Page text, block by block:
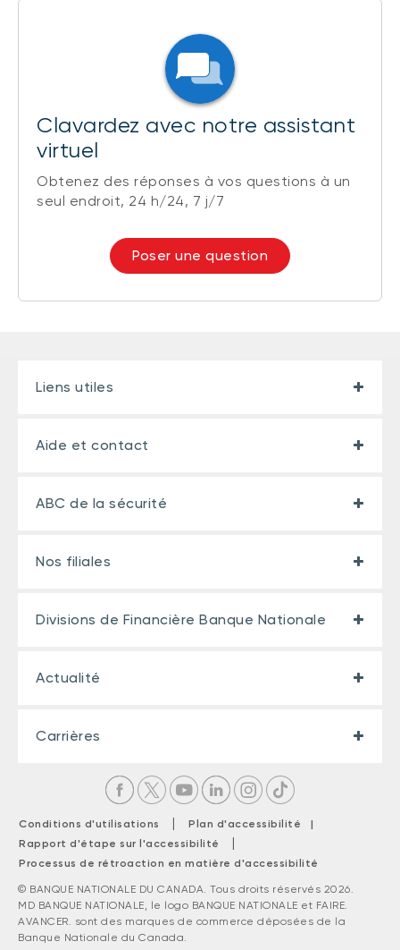
Clavardez avec notre assistant
virtuel
Obtenez des réponses à vos questions à un
seul endroit, 24 h/24, 7 j/7
Poser une question
Liens utiles
Aide et contact
ABC de la sécurité
Nos filiales
Divisions de Financière Banque Nationale
Actualité
Carrières
Conditions d'utilisations |
Plan d'accessibilité |
Rapport d'étape sur l'accessibilité
|
Processus de rétroaction en matière d'accessibilité
© BANQUE NATIONALE DU CANADA. Tous droits réservés 2026.
MD BANQUE NATIONALE, le logo BANQUE NATIONALE et FAIRE.
AVANCER. sont des marques de commerce déposées de la
Banque Nationale du Canada.